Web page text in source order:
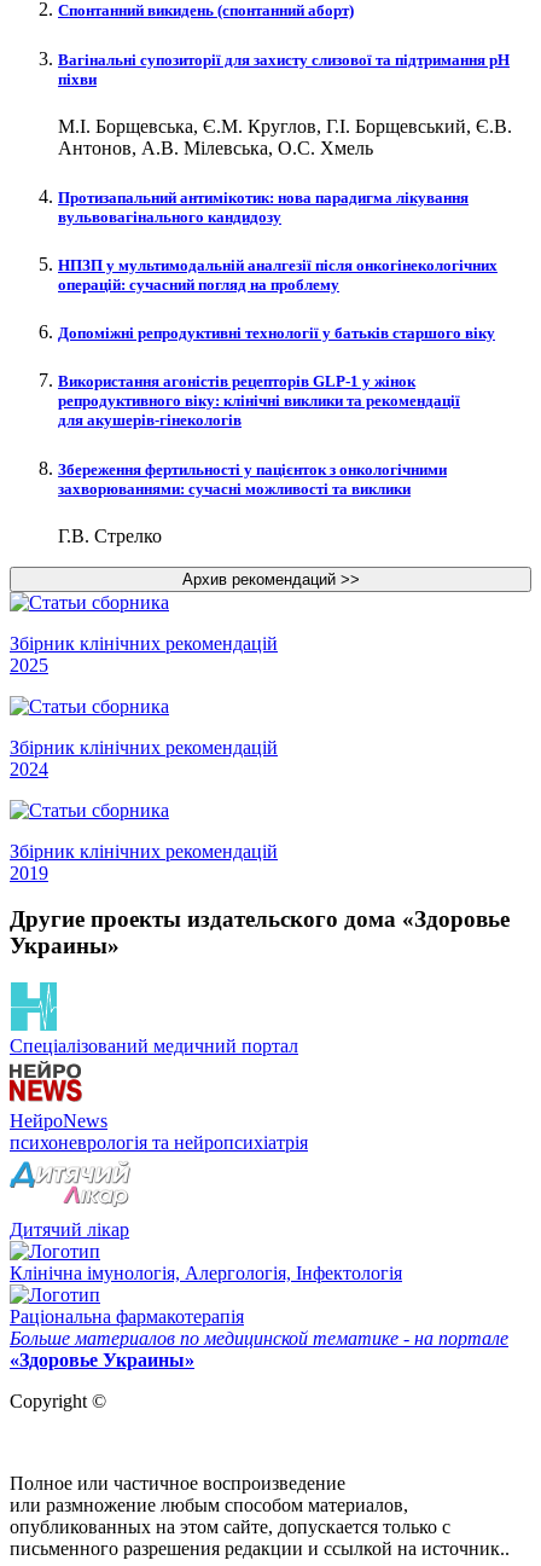
Спонтанний викидень (спонтанний аборт)
Вагінальні супозиторії для захисту слизової та підтримання рН
піхви
М.І. Борщевська, Є.М. Круглов, Г.І. Борщевський, Є.В.
Антонов, А.В. Мілевська, О.С. Хмель
Протизапальний антимікотик: нова парадигма лікування
вульвовагінального кандидозу
НПЗП у мультимодальній аналгезії після онкогінекологічних
операцій: сучасний погляд на проблему
Допоміжні репродуктивні технології у батьків старшого віку
Використання агоністів рецепторів GLP‑1 у жінок
репродуктивного віку: клінічні виклики та рекомендації
для акушерів-гінекологів
Збереження фертильності у пацієнток з онкологічними
захворюваннями: сучасні можливості та виклики
Г.В. Стрелко
Збірник клінічних рекомендацій
2025
Збірник клінічних рекомендацій
2024
Збірник клінічних рекомендацій
2019
Другие проекты издательского дома «Здоровье
Украины»
Спеціалізований медичний портал
НейроNews
психоневрологія та нейропсихіатрія
Дитячий лікар
Клінічна імунологія, Алергологія, Інфектологія
Раціональна фармакотерапія
Больше материалов по медицинской тематике - на портале
«Здоровье Украины»
Copyright ©
Полное или частичное воспроизведение
или размножение любым способом материалов,
опубликованных на этом сайте, допускается только с
письменного разрешения редакции и ссылкой на источник..